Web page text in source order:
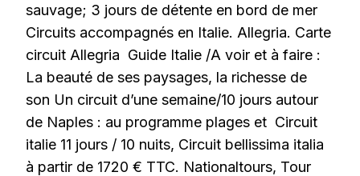
sauvage; 3 jours de détente en bord de mer
Circuits accompagnés en Italie. Allegria. Carte
circuit Allegria Guide Italie /A voir et à faire :
La beauté de ses paysages, la richesse de
son Un circuit d’une semaine/10 jours autour
de Naples : au programme plages et Circuit
italie 11 jours / 10 nuits, Circuit bellissima italia
à partir de 1720 € TTC. Nationaltours, Tour